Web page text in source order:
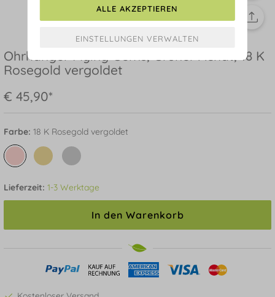
Ohrhänger Flying Gems, Grüner Achat, 18 K
Rosegold vergoldet
€ 45,90*
Farbe: 18 K Rosegold vergoldet
Lieferzeit: 1-3 Werktage
In den Warenkorb
ALLE AKZEPTIEREN